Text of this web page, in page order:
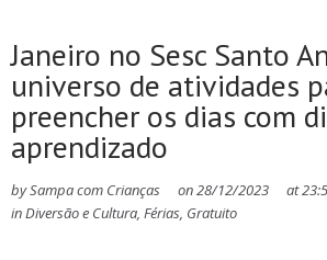
Janeiro no Sesc Santo
universo de atividades
preencher os dias com
aprendizado
bySampa com Crianças on28/12/2023 at
inDiversão e Cultura, Férias, Gratuito